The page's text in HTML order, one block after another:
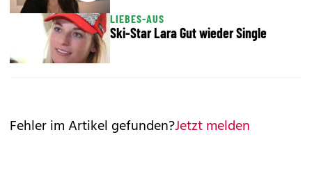
LIEBES-AUS
Ski-Star Lara Gut wieder Single
Fehler im Artikel gefunden?Jetzt melden